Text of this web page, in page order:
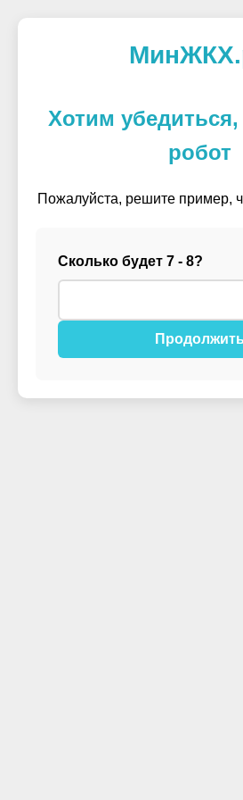
Хотим
робот
Пожалуйста, решите пример,
Сколько будет 7 - 8?
Продолжить